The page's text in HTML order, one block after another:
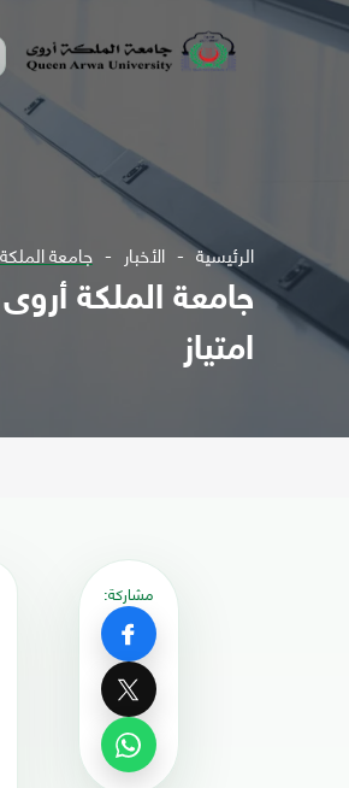
الرئيسية الأخبار جامعة
جامعة الملكة
امتياز
مشاركة: